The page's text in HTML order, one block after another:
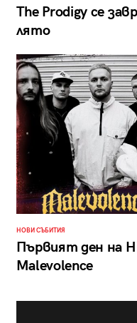
The Prodigy се
лято
НОВИ СЪБИТИЯ
Първият ден на
Malevolence